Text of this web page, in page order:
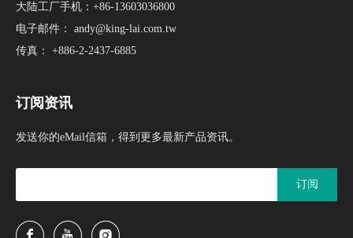
大陆工厂手机：+86-13603036800
电子邮件： andy@king-lai.com.tw
传真： +886-2-2437-6885
订阅资讯
发送你的eMail信箱，得到更多最新产品资讯。
订阅